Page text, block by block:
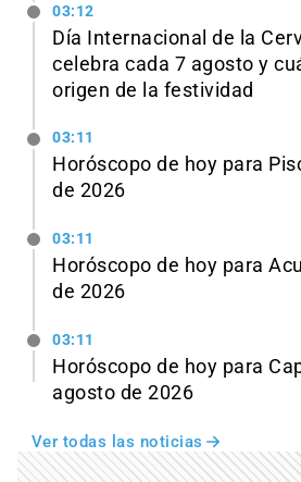
03:12
Día Internacional de la
celebra cada 7 agosto y
origen de la festividad
03:11
Horóscopo de hoy para
de 2026
03:11
Horóscopo de hoy para
de 2026
03:11
Horóscopo de hoy para
agosto de 2026
Ver todas las noticias